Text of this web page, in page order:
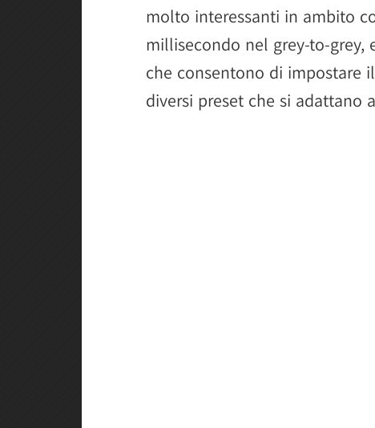
molto interessanti in ambito
millisecondo nel grey-to-grey,
che consentono di impostare
diversi preset che si adattano